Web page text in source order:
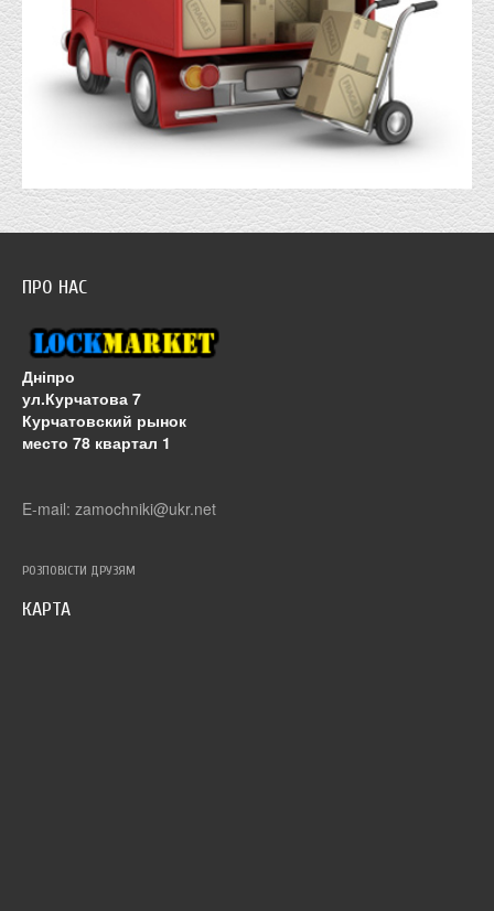
ПРО НАС
Дніпро
ул.Курчатова 7
Курчатовский рынок
место 78 квартал 1
E-mail: zamochniki@ukr.net
РОЗПОВІСТИ ДРУЗЯМ
КАРТА